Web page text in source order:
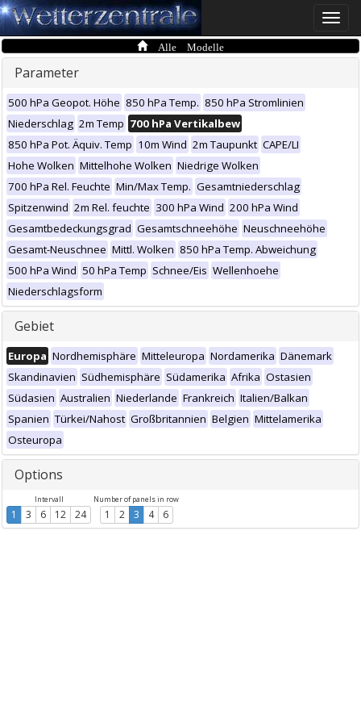
Toggle
Alle Modelle
Parameter
500 hPa Geopot. Höhe 850 hPa Temp. 850 hPa Stromlinien
Niederschlag 2m Temp 700 hPa Vertikalbew
850 hPa Pot. Äquiv. Temp 10m Wind 2m Taupunkt CAPE/LI
Hohe Wolken Mittelhohe Wolken Niedrige Wolken
700 hPa Rel. Feuchte Min/Max Temp. Gesamtniederschlag
Spitzenwind 2m Rel. feuchte 300 hPa Wind 200 hPa Wind
Gesamtbedeckungsgrad Gesamtschneehöhe Neuschneehöhe
Gesamt-Neuschnee Mittl. Wolken 850 hPa Temp. Abweichung
500 hPa Wind 50 hPa Temp Schnee/Eis Wellenhoehe
Niederschlagsform
Gebiet
Europa Nordhemisphäre Mitteleuropa Nordamerika Dänemark
Skandinavien Südhemisphäre Südamerika Afrika Ostasien
Südasien Australien Niederlande Frankreich Italien/Balkan
Spanien Türkei/Nahost Großbritannien Belgien Mittelamerika
Osteuropa
Options
Intervall
1 3 6 12 24
Number of panels in row
1 2 3 4 6